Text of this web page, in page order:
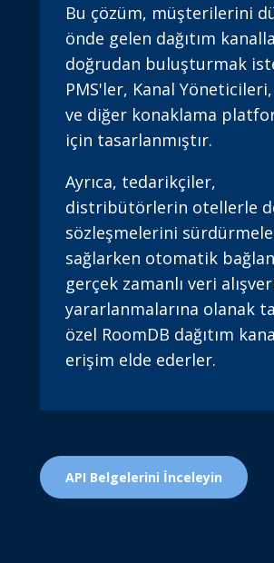
Bu çözüm, müşterilerini
önde gelen dağıtım
doğrudan buluşturmak
PMS'ler, Kanal Yöneticileri,
ve diğer konaklama
için tasarlanmıştır.
Ayrıca, tedarikçiler,
distribütörlerin otellerle
sözleşmelerini
sağlarken otomatik
gerçek zamanlı veri
yararlanmalarına olanak
özel RoomDB dağıtım
erişim elde ederler.
API Belgelerini İnceleyin